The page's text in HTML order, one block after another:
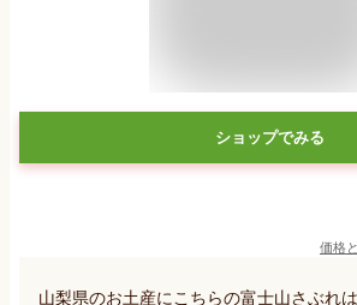
ショップでみる
価格
山梨県のお土産にこちらの富士山さぶれ